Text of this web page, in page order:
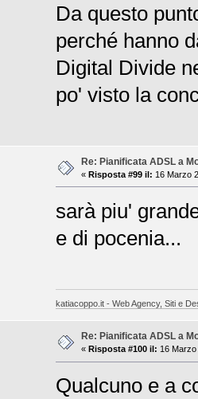
Da questo
perché hanno
Digital Divide
po' visto la
Re: Pianificata ADSL a
« Risposta #99 il: 16 Marzo
sarà piu'
e di pocenia...
katiacoppo.it - Web Agency, Siti e
Re: Pianificata ADSL a
« Risposta #100 il: 16
Qualcuno e a